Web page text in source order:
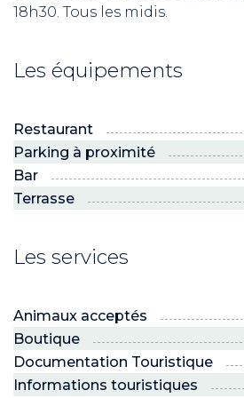
18h30. Tous les midis.
Les équipements
Restaurant
Parking à proximité
Bar
Terrasse
Les services
Animaux acceptés
Boutique
Documentation Touristique
Informations touristiques